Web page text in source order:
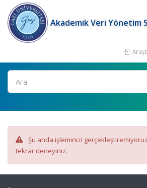
Akademik Veri Yönetim
Ara
Şu anda işleminizi
tekrar deneyiniz.